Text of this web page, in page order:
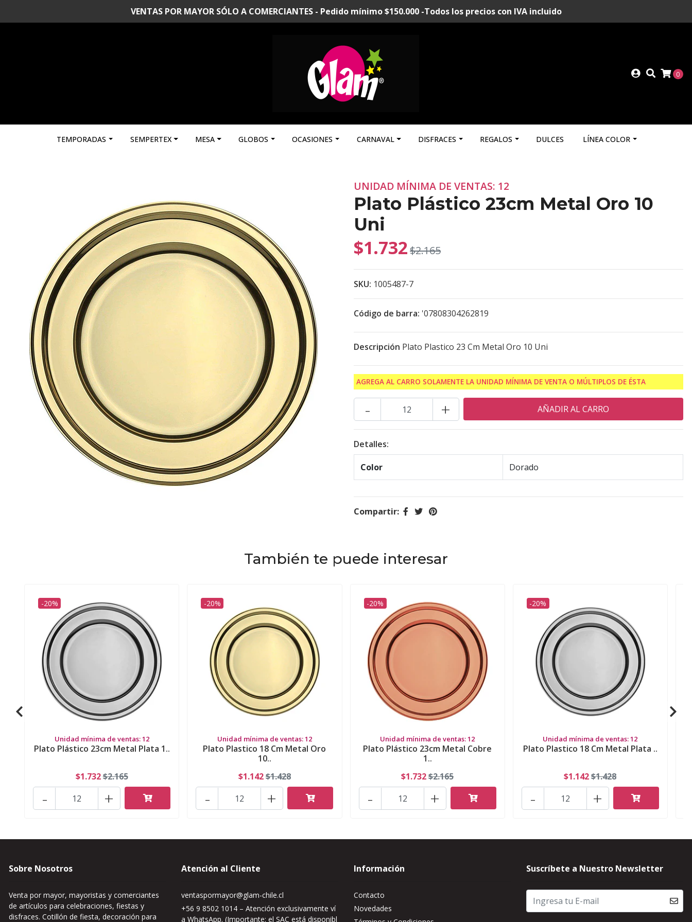
VENTAS POR MAYOR SÓLO A COMERCIANTES - Pedido mínimo $150.000 -Todos los precios con IVA incluido
0
TEMPORADAS SEMPERTEX MESA GLOBOS OCASIONES CARNAVAL DISFRACES REGALOS DULCES LÍNEA COLOR
UNIDAD MÍNIMA DE VENTAS: 12
Plato Plástico 23cm Metal Oro 10
Uni
$1.732$2.165
SKU: 1005487-7
Código de barra: '07808304262819
Descripción Plato Plastico 23 Cm Metal Oro 10 Uni
AGREGA AL CARRO SOLAMENTE LA UNIDAD MÍNIMA DE VENTA O MÚLTIPLOS DE ÉSTA
+
-
Detalles:
Color Dorado
Compartir:
También te puede interesar
-20%
Unidad mínima de ventas: 12
Plato Plástico 23cm Metal Plata 1..
$1.732$2.165
+
-
-20%
Unidad mínima de ventas: 12
Plato Plastico 18 Cm Metal Oro
10..
$1.142$1.428
+
-
-20%
Unidad mínima de ventas: 12
Plato Plástico 23cm Metal Cobre
1..
$1.732$2.165
+
-
-20%
Unidad mínima de ventas: 12
Plato Plastico 18 Cm Metal Plata ..
$1.142$1.428
+
-
Sobre Nosotros
Venta por mayor, mayoristas y comerciantes
de artículos para celebraciones, fiestas y
disfraces. Cotillón de fiesta, decoración para
Atención al Cliente
ventaspormayor@glam-chile.cl
+56 9 8502 1014 – Atención exclusivamente ví
a WhatsApp. (Importante: el SAC está disponibl
Información
Contacto
Novedades
Suscríbete a Nuestro Newsletter